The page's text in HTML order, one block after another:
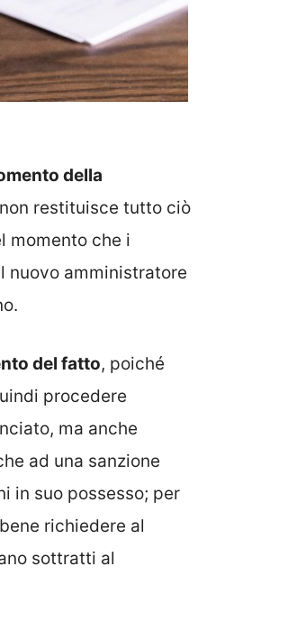
della
restituisce tutto ciò
momento che i
nuovo amministratore
del fatto, poiché
procedere
ma anche
ad una sanzione
in suo possesso; per
richiedere al
sottratti al